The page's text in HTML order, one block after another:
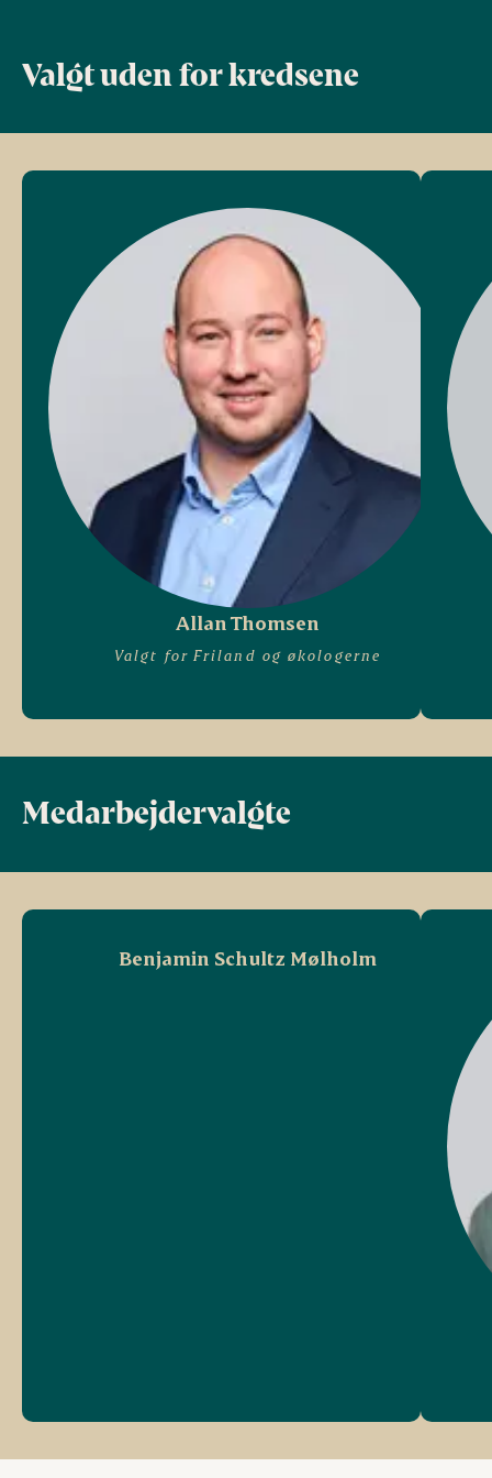
Valgt uden for kredsene
Allan Thomsen
Valgt for Friland og økologerne
Medarbejdervalgte
Benjamin Schultz Mølholm